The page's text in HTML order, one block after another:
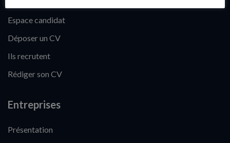
Espace candidat
Déposer un CV
Ils recrutent
Rédiger son CV
Entreprises
Présentation